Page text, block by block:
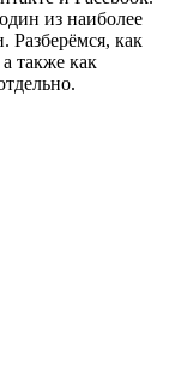
из наиболее
Разберёмся, как
также как